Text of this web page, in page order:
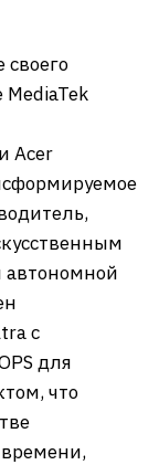
MediaTek
Acer
автономной
с
для
что